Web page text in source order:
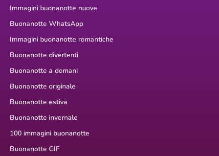
Immagini buonanotte nuove
Buonanotte WhatsApp
Immagini buonanotte romantiche
Buonanotte divertenti
Buonanotte a domani
Buonanotte originale
Buonanotte estiva
Buonanotte invernale
100 immagini buonanotte
Buonanotte GIF